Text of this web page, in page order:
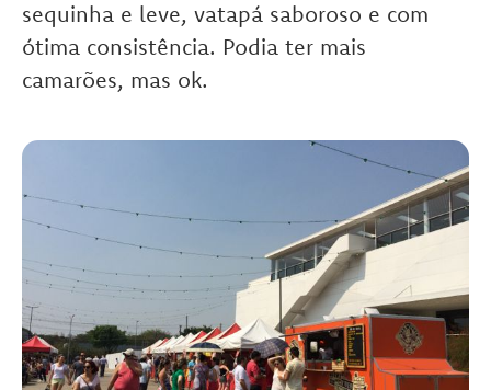
sequinha e leve, vatapá saboroso e com
ótima consistência. Podia ter mais
camarões, mas ok.